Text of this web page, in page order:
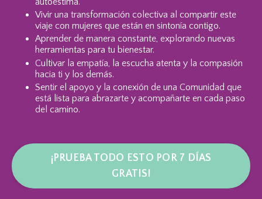
Vivir una transformación colectiva al compartir este
viaje con mujeres que están en sintonía contigo.
Aprender de manera constante, explorando nuevas
herramientas para tu bienestar.
Cultivar la empatía, la escucha atenta y la compasión
hacia ti y los demás.
Sentir el apoyo y la conexión de una Comunidad que
está lista para abrazarte y acompañarte en cada paso
del camino.
¡PRUEBA TODO ESTO POR 7 DÍAS
GRATIS!